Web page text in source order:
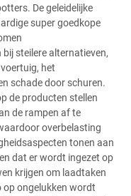
De geleidelijke
super goedkope
steilere alternatieven,
het
schade door schuren.
de producten stellen
de rampen af te
overbelasting
tonen aan
dat er wordt ingezet op
krijgen om laadtaken
op ongelukken wordt